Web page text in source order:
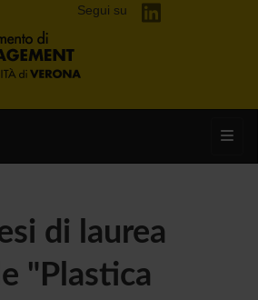
Segui su
di laurea
"Plastica